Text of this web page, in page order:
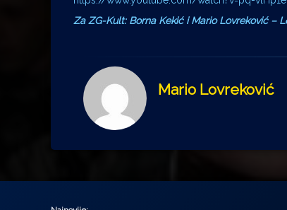
Za ZG-Kult: Borna Kekić i Mario Lovreković –
Mario Lovreković